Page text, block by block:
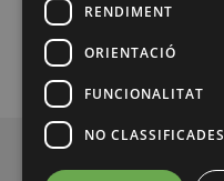
RENDIMENT
ORIENTACIÓ
FUNCIONALITAT
NO CLASSIFICADES